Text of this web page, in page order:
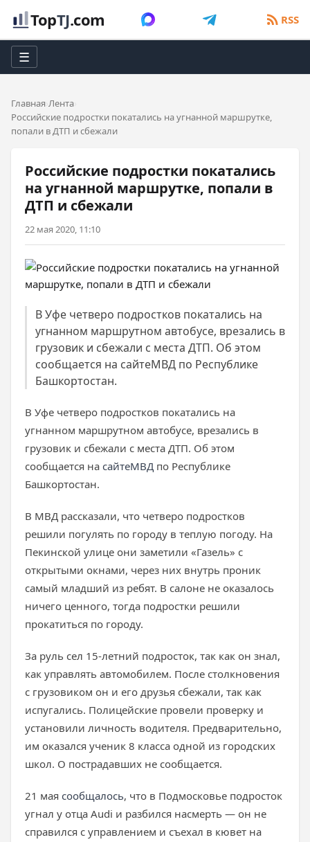
TopTJ.com RSS
☰
Главная Лента
Российские подростки покатались на угнанной маршрутке,
попали в ДТП и сбежали
Российские подростки покатались
на угнанной маршрутке, попали в
ДТП и сбежали
22 мая 2020, 11:10
В Уфе четверо подростков покатались на
угнанном маршрутном автобусе, врезались в
грузовик и сбежали с места ДТП. Об этом
сообщается на сайтеМВД по Республике
Башкортостан.
В Уфе четверо подростков покатались на
угнанном маршрутном автобусе, врезались в
грузовик и сбежали с места ДТП. Об этом
сообщается на сайтеМВД по Республике
Башкортостан.
В МВД рассказали, что четверо подростков
решили погулять по городу в теплую погоду. На
Пекинской улице они заметили «Газель» с
открытыми окнами, через них внутрь проник
самый младший из ребят. В салоне не оказалось
ничего ценного, тогда подростки решили
прокатиться по городу.
За руль сел 15-летний подросток, так как он знал,
как управлять автомобилем. После столкновения
с грузовиком он и его друзья сбежали, так как
испугались. Полицейские провели проверку и
установили личность водителя. Предварительно,
им оказался ученик 8 класса одной из городских
школ. О пострадавших не сообщается.
21 мая сообщалось, что в Подмосковье подросток
угнал у отца Audi и разбился насмерть — он не
справился с управлением и съехал в кювет на